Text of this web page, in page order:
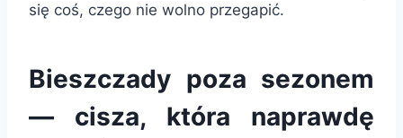
się coś, czego nie wolno przegapić.
Bieszczady poza sezonem
— cisza, która naprawdę